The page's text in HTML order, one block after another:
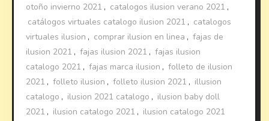
otoño invierno 2021 , catalogos ilusion verano 2021 ,
catálogos virtuales catalogo ilusion 2021 , catalogos
virtuales ilusion , comprar ilusion en linea , fajas de
ilusion 2021 , fajas ilusion 2021 , fajas ilusion
catalogo 2021 , fajas marca ilusion , folleto de ilusion
2021 , folleto ilusion , folleto ilusion 2021 , illusion
catalogo , ilusion 2021 catalogo , ilusion baby doll
2021 , ilusion catalogo 2021 , ilusion catalogo 2021